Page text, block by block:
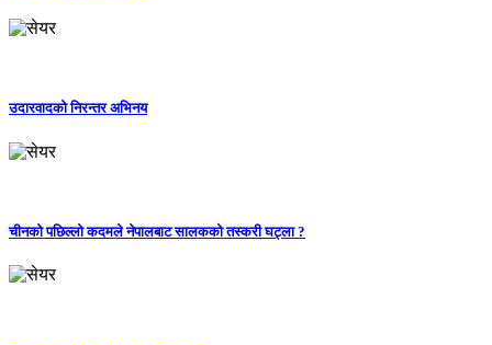
उदारवादको निरन्तर अभिनय
चीनको पछिल्लो कदमले नेपालबाट सालकको तस्करी घट्ला ?